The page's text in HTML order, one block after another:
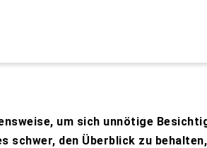
um sich unnötige
schwer, den Überblick zu